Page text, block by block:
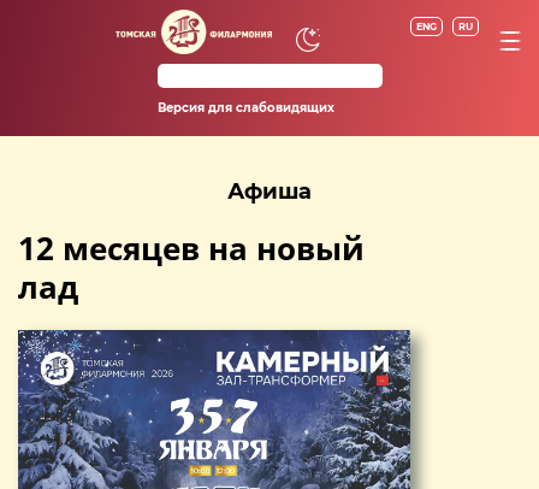
ENG RU
Версия для слабовидящих
Афиша
12 месяцев на новый
лад